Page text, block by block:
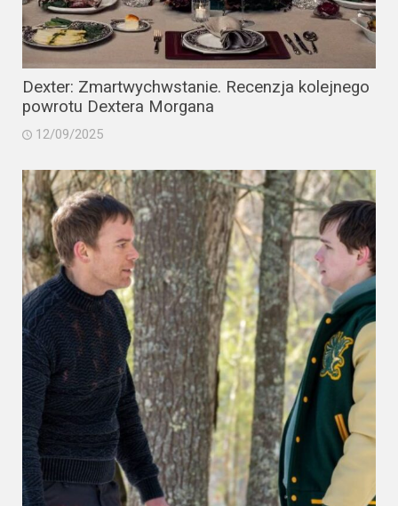
Dexter: Zmartwychwstanie. Recenzja kolejnego
powrotu Dextera Morgana
12/09/2025